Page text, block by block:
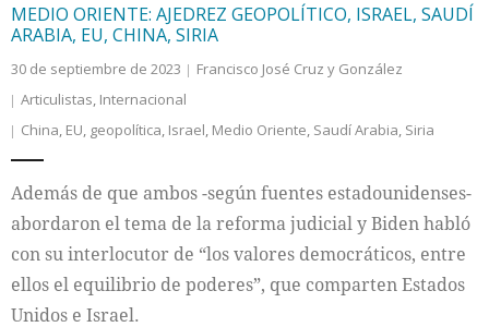
MEDIO ORIENTE: AJEDREZ GEOPOLÍTICO, ISRAEL, SAUDÍ
ARABIA, EU, CHINA, SIRIA
30 de septiembre de 2023
Francisco José Cruz y González
Articulistas, Internacional
China, EU, geopolítica, Israel, Medio Oriente, Saudí Arabia, Siria
Además de que ambos -según fuentes estadounidenses-
abordaron el tema de la reforma judicial y Biden habló
con su interlocutor de “los valores democráticos, entre
ellos el equilibrio de poderes”, que comparten Estados
Unidos e Israel.